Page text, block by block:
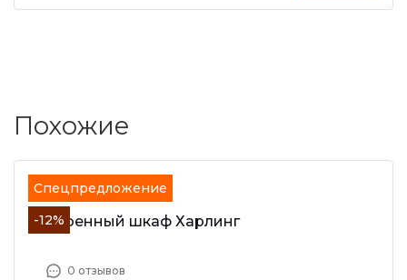
Похожие
Спецпредложение
-12%
Встроенный шкаф Харлинг
0 отзывов